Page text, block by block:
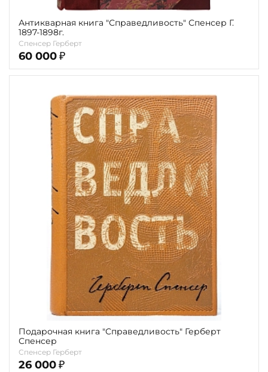
Обрез
Тиснение
Цвет
Пол и возраст
Переплёт
Антикварная книга "Справедливость" Спенсер Г.
1897-1898г.
Спенсер Герберт
60 000 ₽
Подарочная книга "Справедливость" Герберт
Спенсер
Спенсер Герберт
26 000 ₽